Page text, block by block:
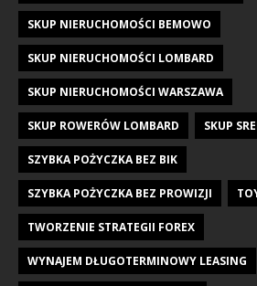
SKUP NIERUCHOMOŚCI BEMOWO
SKUP NIERUCHOMOŚCI LOMBARD
SKUP NIERUCHOMOŚCI WARSZAWA
SKUP ROWERÓW LOMBARD SKUP
SZYBKA POŻYCZKA BEZ BIK
SZYBKA POŻYCZKA BEZ PROWIZJI
TWORZENIE STRATEGII FOREX
WYNAJEM DŁUGOTERMINOWY LEASING